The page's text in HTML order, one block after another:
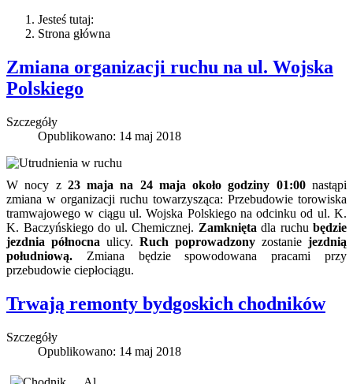
Jesteś tutaj:
Strona główna
Zmiana organizacji ruchu na ul. Wojska
Polskiego
Szczegóły
Opublikowano: 14 maj 2018
W nocy z 23 maja na 24 maja około godziny 01:00nastąpi
zmiana w organizacji ruchu towarzysząca: Przebudowie torowiska
tramwajowego w ciągu ul. Wojska Polskiego na odcinku od ul. K.
K. Baczyńskiego do ul. Chemicznej. Zamknięta dla ruchu będzie
jezdnia północna ulicy. Ruch poprowadzony zostanie jezdnią
południową. Zmiana będzie spowodowana pracami przy
przebudowie ciepłociągu.
Trwają remonty bydgoskich chodników
Szczegóły
Opublikowano: 14 maj 2018